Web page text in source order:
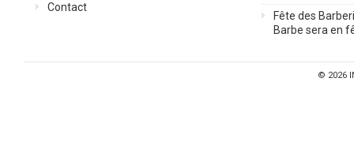
Contact
Fête des
Barbe sera en
© 2026